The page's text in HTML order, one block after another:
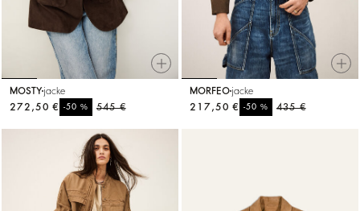
MOSTY jacke
545 €
-50%
272,50 €
MORFEO jacke
435 €
-50%
217,50 €